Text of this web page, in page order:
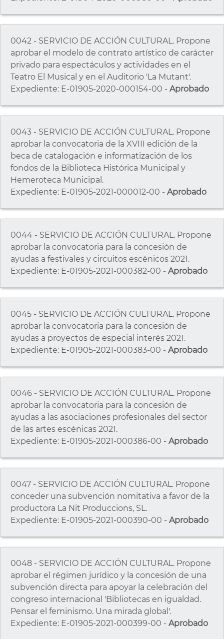
0042 - SERVICIO DE ACCIÓN CULTURAL. Propone
aprobar el modelo de contrato artístico de carácter
privado para espectáculos y actividades en el
Teatro El Musical y en el Auditorio 'La Mutant'.
Expediente: E-01905-2020-000154-00 - Aprobado
0043 - SERVICIO DE ACCIÓN CULTURAL. Propone
aprobar la convocatoria de la XVIII edición de la
beca de catalogación e informatización de los
fondos de la Biblioteca Histórica Municipal y
Hemeroteca Municipal.
Expediente: E-01905-2021-000012-00 - Aprobado
0044 - SERVICIO DE ACCIÓN CULTURAL. Propone
aprobar la convocatoria para la concesión de
ayudas a festivales y circuitos escénicos 2021.
Expediente: E-01905-2021-000382-00 - Aprobado
0045 - SERVICIO DE ACCIÓN CULTURAL. Propone
aprobar la convocatoria para la concesión de
ayudas a proyectos de especial interés 2021.
Expediente: E-01905-2021-000383-00 - Aprobado
0046 - SERVICIO DE ACCIÓN CULTURAL. Propone
aprobar la convocatoria para la concesión de
ayudas a las asociaciones profesionales del sector
de las artes escénicas 2021.
Expediente: E-01905-2021-000386-00 - Aprobado
0047 - SERVICIO DE ACCIÓN CULTURAL. Propone
conceder una subvención nomitativa a favor de la
productora La Nit Produccions, SL.
Expediente: E-01905-2021-000390-00 - Aprobado
0048 - SERVICIO DE ACCIÓN CULTURAL. Propone
aprobar el régimen jurídico y la concesión de una
subvención directa para apoyar la celebración del
congreso internacional 'Bibliotecas en igualdad.
Pensar el feminismo. Una mirada global'.
Expediente: E-01905-2021-000399-00 - Aprobado